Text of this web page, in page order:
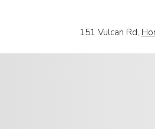
151 Vulcan Rd,